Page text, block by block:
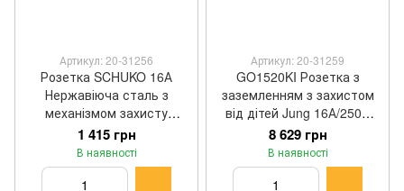
Артикул: 20-31256
Розетка SCHUKO 16А
Нержавіюча сталь з
механізмом захисту
дитини LS 990 Jung
ES1520KI
1 415 грн
В наявності
Артикул: 20-31259
GO1520KI Розетка з
заземленням з захистом
від дітей Jung 16А/250В
блиск золота Jung LS серія
8 629 грн
В наявності